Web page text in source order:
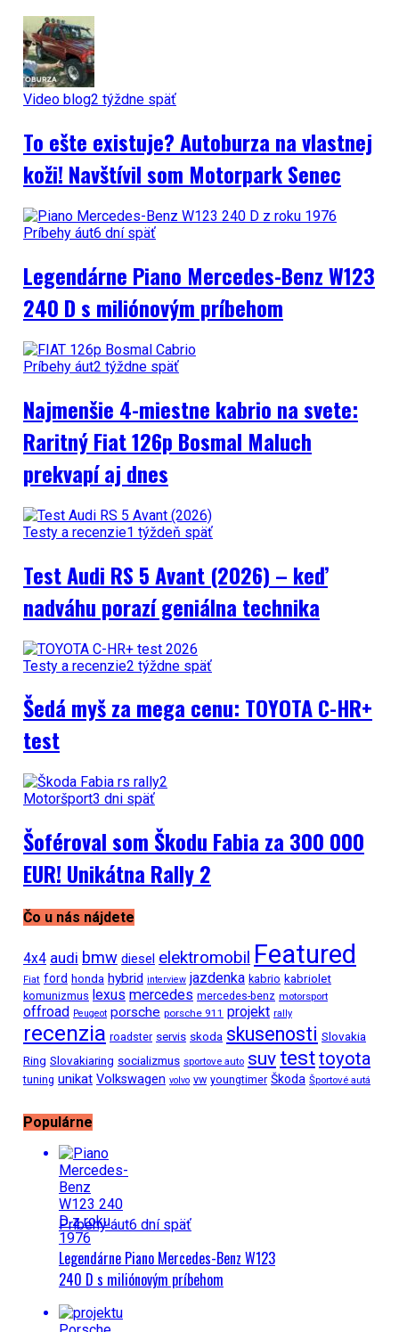
Video blog2 týždne späť
To ešte existuje? Autoburza na vlastnej
koži! Navštívil som Motorpark Senec
Príbehy áut6 dní späť
Legendárne Piano Mercedes-Benz W123
240 D s miliónovým príbehom
Príbehy áut2 týždne späť
Najmenšie 4-miestne kabrio na svete:
Raritný Fiat 126p Bosmal Maluch
prekvapí aj dnes
Testy a recenzie1 týždeň späť
Test Audi RS 5 Avant (2026) – keď
nadváhu porazí geniálna technika
Testy a recenzie2 týždne späť
Šedá myš za mega cenu: TOYOTA C-HR+
test
Motoršport3 dni späť
Šoféroval som Škodu Fabia za 300 000
EUR! Unikátna Rally 2
Čo u nás nájdete
4x4 audi bmw diesel elektromobil Featured
Fiat ford honda hybrid interview jazdenka kabrio kabriolet
komunizmus lexus mercedes mercedes-benz motorsport
offroad Peugeot porsche porsche 911 projekt rally
recenzia roadster servis skoda skusenosti Slovakia
Ring Slovakiaring socializmus sportove auto suv testtoyota
tuning unikat Volkswagen volvo vw youngtimer Škoda Športové autá
Populárne
Príbehy áut6 dní späť
Legendárne Piano Mercedes-Benz W123
240 D s miliónovým príbehom